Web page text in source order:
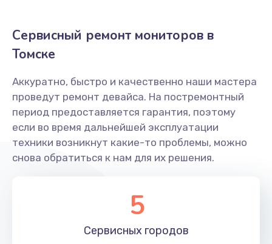
1500 руб.
Замена платы управления (мат.платы, мейн
платы)
1300 руб.
Замена лампы подсветки
Заказать
Ремонт подсветки
Сервисный ремонт мониторов в
Томске
Аккуратно, быстро и качественно наши мастера
проведут ремонт девайса. На постремонтный
период предоставляется гарантия, поэтому
если во время дальнейшей эксплуатации
техники возникнут какие-то проблемы, можно
снова обратиться к нам для их решения.
5
Сервисных городов